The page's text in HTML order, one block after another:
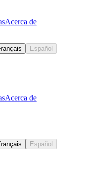
Acerca de
Español
Acerca de
Español